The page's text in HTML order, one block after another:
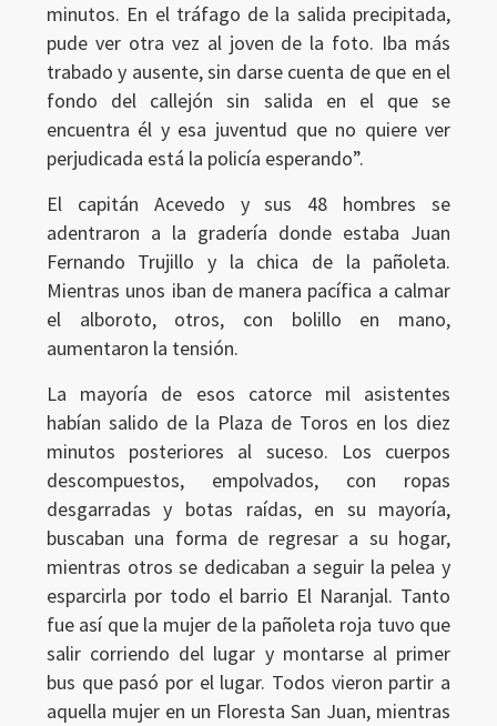
minutos. En el tráfago de la salida precipitada,
pude ver otra vez al joven de la foto. Iba más
trabado y ausente, sin darse cuenta de que en el
fondo del callejón sin salida en el que se
encuentra él y esa juventud que no quiere ver
perjudicada está la policía esperando”.
El capitán Acevedo y sus 48 hombres se
adentraron a la gradería donde estaba Juan
Fernando Trujillo y la chica de la pañoleta.
Mientras unos iban de manera pacífica a calmar
el alboroto, otros, con bolillo en mano,
aumentaron la tensión.
La mayoría de esos catorce mil asistentes
habían salido de la Plaza de Toros en los diez
minutos posteriores al suceso. Los cuerpos
descompuestos, empolvados, con ropas
desgarradas y botas raídas, en su mayoría,
buscaban una forma de regresar a su hogar,
mientras otros se dedicaban a seguir la pelea y
esparcirla por todo el barrio El Naranjal. Tanto
fue así que la mujer de la pañoleta roja tuvo que
salir corriendo del lugar y montarse al primer
bus que pasó por el lugar. Todos vieron partir a
aquella mujer en un Floresta San Juan, mientras